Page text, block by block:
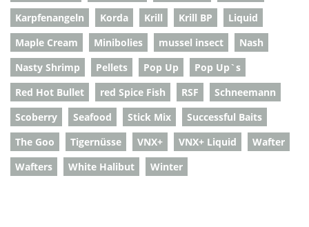
Karpfenangeln
Korda Krill Krill BP
Liquid
Maple Cream
Minibolies mussel insect
Nash
Nasty Shrimp
Pellets Pop Up
Pop Up`s
Red Hot Bullet
red Spice Fish RSF
Schneemann
Scoberry
Seafood Stick Mix
Successful Baits
The Goo
Tigernüsse VNX+ VNX+ Liquid
Wafter
Wafters
White Halibut Winter